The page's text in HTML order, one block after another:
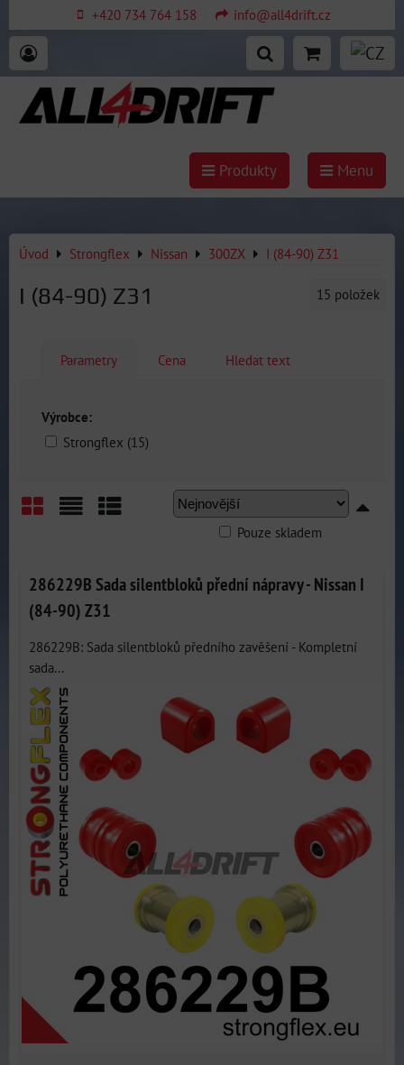
+420 734 764 158 info@all4drift.cz
Produkty Menu
Úvod Strongflex Nissan 300ZX I (84-90) Z31
I (84-90) Z31 15 položek
Parametry Cena Hledat text
Výrobce:
Strongflex (15)
Pouze skladem
286229B Sada silentbloků přední nápravy - Nissan I
(84-90) Z31
286229B: Sada silentbloků předního zavěšení - Kompletní
sada...